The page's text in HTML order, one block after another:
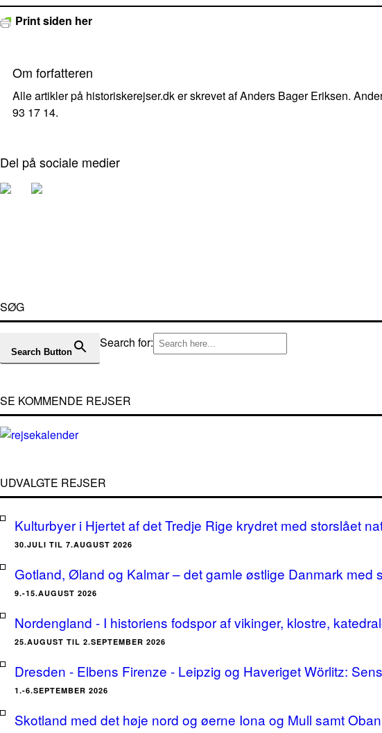
Print siden her
Om forfatteren
Alle artikler på historiskerejser.dk er skrevet af Anders Bager Eriksen.
93 17 14.
Del på sociale medier
SØG
Search for:
Search Button
SE KOMMENDE REJSER
UDVALGTE REJSER
Kulturbyer i Hjertet af det Tredje Rige krydret med storslået
30.JULI TIL 7.AUGUST 2026
Gotland, Øland og Kalmar – det gamle østlige Danmark med
9.-15.AUGUST 2026
Nordengland - I historiens fodspor af vikinger, klostre,
25.AUGUST TIL 2.SEPTEMBER 2026
Dresden - Elbens Firenze - Leipzig og Haveriget Wörlitz:
1.-6.SEPTEMBER 2026
Skotland med det høje nord og øerne Iona og Mull samt